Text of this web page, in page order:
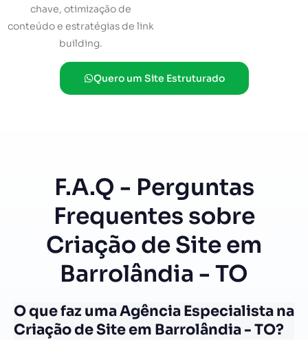
chave, otimização de
conteúdo e estratégias de link
building.
Quero um Site Estruturado
F.A.Q - Perguntas
Frequentes sobre
Criação de Site em
Barrolândia - TO
O que faz uma Agência Especialista na
Criação de Site em Barrolândia - TO?